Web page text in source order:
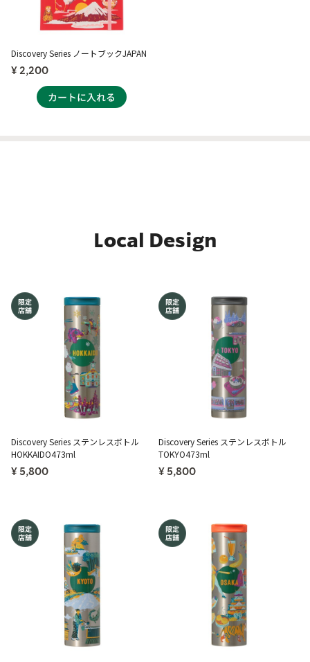
Discovery Series ノートブックJAPAN
¥ 2,200
Local Design
Discovery Series ステンレスボトル
HOKKAIDO473ml
¥ 5,800
Discovery Series ステンレスボトル
TOKYO473ml
¥ 5,800